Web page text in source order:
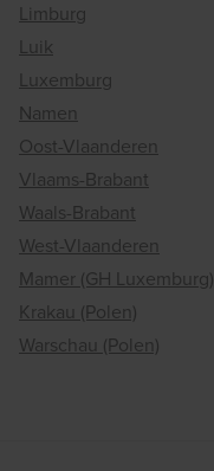
Limburg
Luik
Luxemburg
Namen
Oost-Vlaanderen
Vlaams-Brabant
Waals-Brabant
West-Vlaanderen
Mamer (GH Luxemburg)
Krakau (Polen)
Warschau (Polen)